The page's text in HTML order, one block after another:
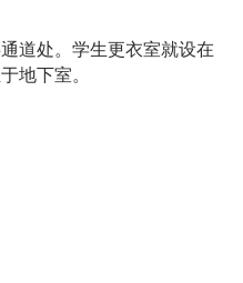
道处。学生更衣室就设在
地下室。